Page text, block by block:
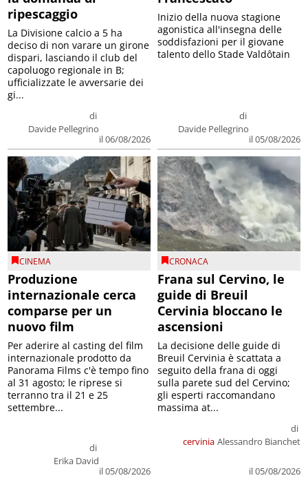
ripescaggio
di
Davide Pellegrino
il 06/08/2026
La Divisione calcio a 5 ha
deciso di non varare un girone
dispari, lasciando il club del
capoluogo regionale in B;
ufficializzate le avversarie dei
gi...
di
Davide Pellegrino
il 05/08/2026
Inizio della nuova stagione
agonistica all'insegna delle
soddisfazioni per il giovane
talento dello Stade Valdôtain
CINEMA
Produzione
internazionale cerca
comparse per un
nuovo film
di
Erika David
il 05/08/2026
Per aderire al casting del film
internazionale prodotto da
Panorama Films c'è tempo fino
al 31 agosto; le riprese si
terranno tra il 21 e 25
settembre...
CRONACA
Frana sul Cervino, le
guide di Breuil
Cervinia bloccano le
ascensioni
cervinia
di
Alessandro Bianchet
il 05/08/2026
La decisione delle guide di
Breuil Cervinia è scattata a
seguito della frana di oggi
sulla parete sud del Cervino;
gli esperti raccomandano
massima at...